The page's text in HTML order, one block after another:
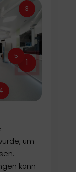
1
3
4
5
um
kann